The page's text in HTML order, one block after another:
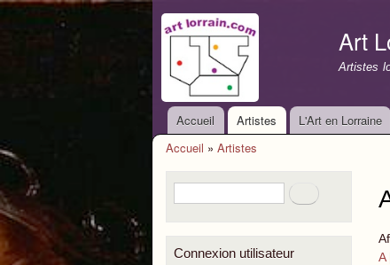
Art
Artistes
Menu principal
Accueil Artistes L'Art en Lorraine
Accueil » Artistes
Formulaire de rechercheRechercher
Connexion utilisateur
A